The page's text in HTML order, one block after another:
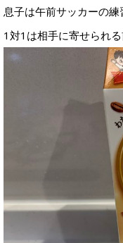
息子は午前サッカーの練
1対1は相手に寄せられ